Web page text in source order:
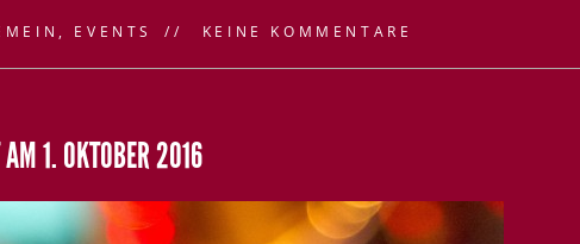
, EVENTS
KEINE KOMMENTARE
1. OKTOBER 2016